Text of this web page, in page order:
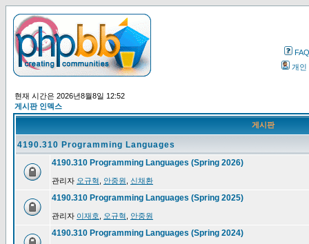
FAQ
개인
현재 시간은 2026년8월8일 12:52
게시판 인덱스
게시판
4190.310 Programming Languages
4190.310 Programming Languages (Spring 2026)
관리자 오규혁 안중원 신채환
4190.310 Programming Languages (Spring 2025)
관리자 이재호 오규혁 안중원
4190.310 Programming Languages (Spring 2024)